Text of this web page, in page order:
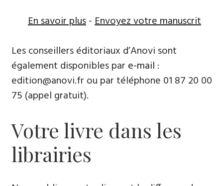
En savoir plus-Envoyez votre manuscrit
Les conseillers éditoriaux d’Anovi sont
également disponibles par e-mail :
edition@anovi.fr ou par téléphone 01 87 20 00
75 (appel gratuit).
Votre livre dans les
librairies